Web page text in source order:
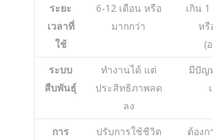
ระยะ
เวลาที่
ใช้
6-12 เดือน หรือ
มากกว่า
เกิน
หรื
(
ระบบ
สืบพันธุ์
ทำงานได้ แต่
ประสิทธิภาพลด
ลง
มีปัญ
การ
ปรับการใช้ชีวิต
ต้องก